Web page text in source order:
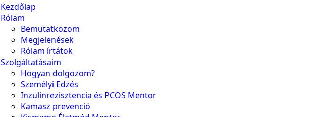
Kezdőlap
Rólam
Bemutatkozom
Megjelenések
Rólam írtátok
Szolgáltatásaim
Hogyan dolgozom?
Személyi Edzés
Inzulinrezisztencia és PCOS Mentor
Kamasz prevenció